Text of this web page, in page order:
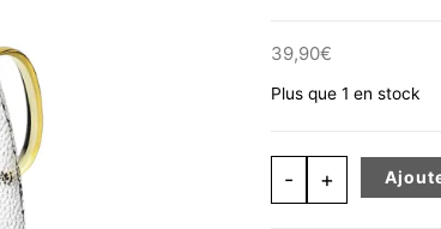
39,90€
Plus que 1 en stock
- quantité de
+